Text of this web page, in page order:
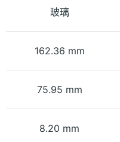
玻璃
162.36 mm
75.95 mm
8.20 mm